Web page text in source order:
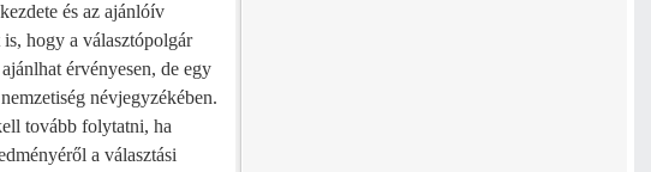
és az ajánlóív
hogy a választópolgár
érvényesen, de egy
névjegyzékében.
tovább folytatni, ha
a választási